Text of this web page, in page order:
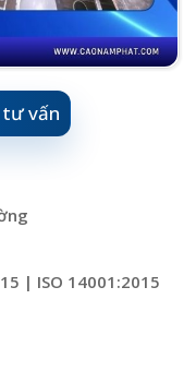
tư vấn
| ISO 14001:2015